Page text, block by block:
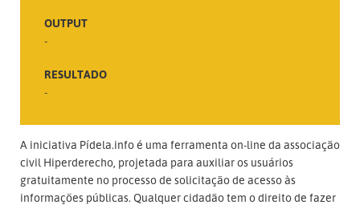
OUTPUT
-
RESULTADO
-
A iniciativa Pídela.info é uma ferramenta on-line da associação
civil Hiperderecho, projetada para auxiliar os usuários
gratuitamente no processo de solicitação de acesso às
informações públicas. Qualquer cidadão tem o direito de fazer